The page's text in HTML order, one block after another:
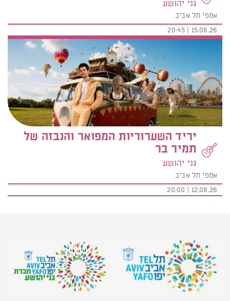
גני יהושע
אמפי תל אביב
15.08.26 | 20:45
יריד השערוריות המפואר והנבזה של
תמיר בר
גני יהושע
אמפי תל אביב
12.08.26 | 20:00